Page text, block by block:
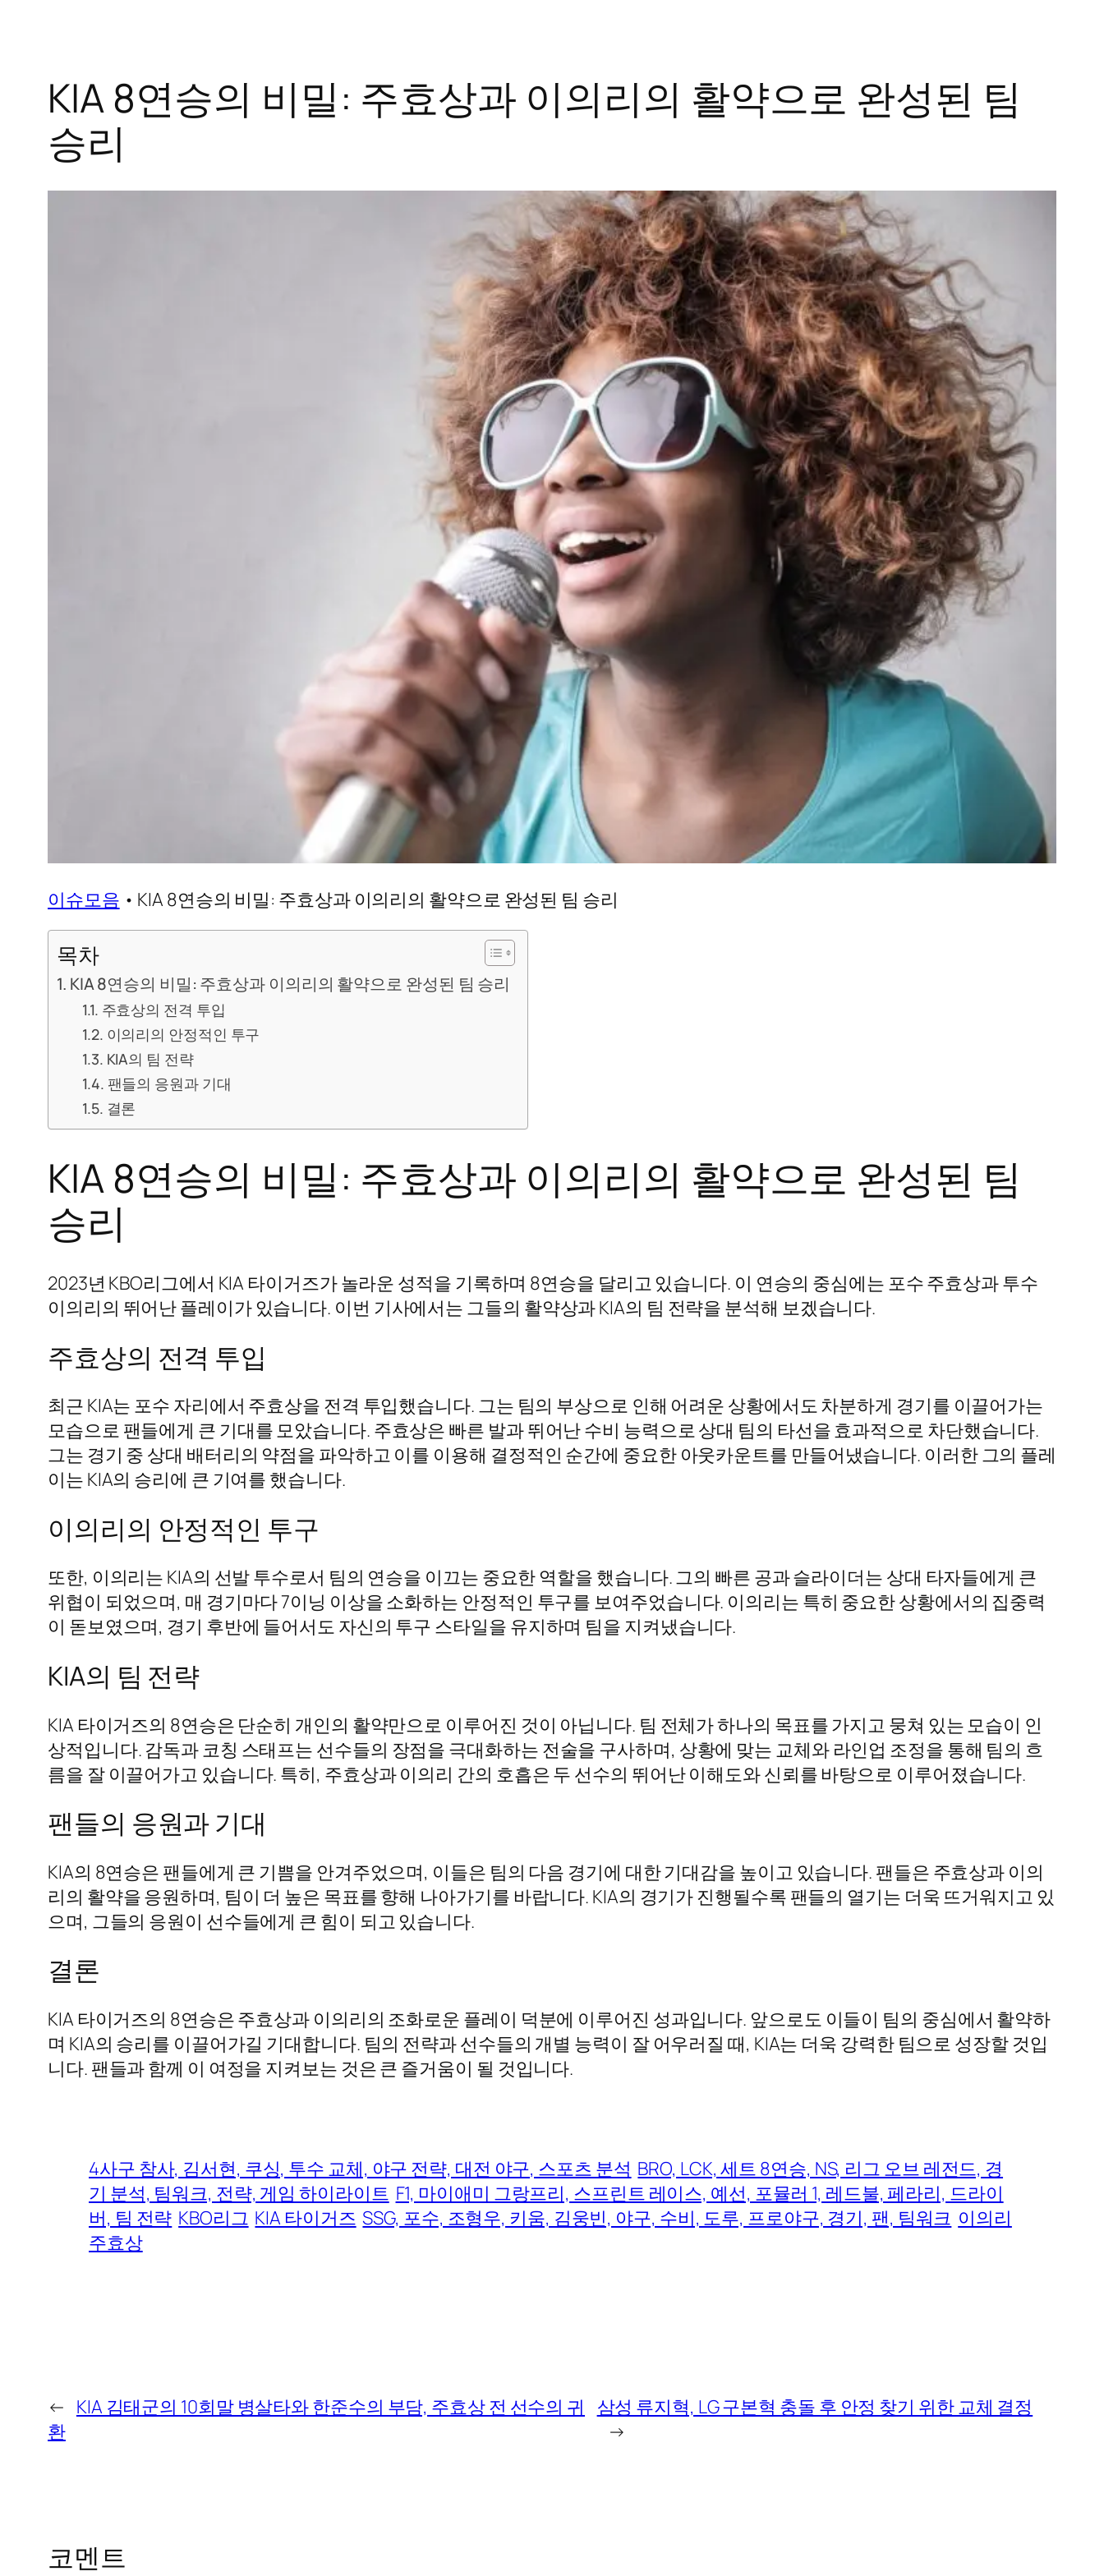
KIA 8연승의 비밀: 주효상과 이의리의 활약으로 완성된 팀
승리
이슈모음 • KIA 8연승의 비밀: 주효상과 이의리의 활약으로 완성된 팀 승리
목차
KIA 8연승의 비밀: 주효상과 이의리의 활약으로 완성된 팀 승리
주효상의 전격 투입
이의리의 안정적인 투구
KIA의 팀 전략
팬들의 응원과 기대
결론
KIA 8연승의 비밀: 주효상과 이의리의 활약으로 완성된 팀
승리
2023년 KBO리그에서 KIA 타이거즈가 놀라운 성적을 기록하며 8연승을 달리고 있습니다. 이 연승의 중심에는 포수 주효상과 투수
이의리의 뛰어난 플레이가 있습니다. 이번 기사에서는 그들의 활약상과 KIA의 팀 전략을 분석해 보겠습니다.
주효상의 전격 투입
최근 KIA는 포수 자리에서 주효상을 전격 투입했습니다. 그는 팀의 부상으로 인해 어려운 상황에서도 차분하게 경기를 이끌어가는
모습으로 팬들에게 큰 기대를 모았습니다. 주효상은 빠른 발과 뛰어난 수비 능력으로 상대 팀의 타선을 효과적으로 차단했습니다.
그는 경기 중 상대 배터리의 약점을 파악하고 이를 이용해 결정적인 순간에 중요한 아웃카운트를 만들어냈습니다. 이러한 그의 플레
이는 KIA의 승리에 큰 기여를 했습니다.
이의리의 안정적인 투구
또한, 이의리는 KIA의 선발 투수로서 팀의 연승을 이끄는 중요한 역할을 했습니다. 그의 빠른 공과 슬라이더는 상대 타자들에게 큰
위협이 되었으며, 매 경기마다 7이닝 이상을 소화하는 안정적인 투구를 보여주었습니다. 이의리는 특히 중요한 상황에서의 집중력
이 돋보였으며, 경기 후반에 들어서도 자신의 투구 스타일을 유지하며 팀을 지켜냈습니다.
KIA의 팀 전략
KIA 타이거즈의 8연승은 단순히 개인의 활약만으로 이루어진 것이 아닙니다. 팀 전체가 하나의 목표를 가지고 뭉쳐 있는 모습이 인
상적입니다. 감독과 코칭 스태프는 선수들의 장점을 극대화하는 전술을 구사하며, 상황에 맞는 교체와 라인업 조정을 통해 팀의 흐
름을 잘 이끌어가고 있습니다. 특히, 주효상과 이의리 간의 호흡은 두 선수의 뛰어난 이해도와 신뢰를 바탕으로 이루어졌습니다.
팬들의 응원과 기대
KIA의 8연승은 팬들에게 큰 기쁨을 안겨주었으며, 이들은 팀의 다음 경기에 대한 기대감을 높이고 있습니다. 팬들은 주효상과 이의
리의 활약을 응원하며, 팀이 더 높은 목표를 향해 나아가기를 바랍니다. KIA의 경기가 진행될수록 팬들의 열기는 더욱 뜨거워지고 있
으며, 그들의 응원이 선수들에게 큰 힘이 되고 있습니다.
결론
KIA 타이거즈의 8연승은 주효상과 이의리의 조화로운 플레이 덕분에 이루어진 성과입니다. 앞으로도 이들이 팀의 중심에서 활약하
며 KIA의 승리를 이끌어가길 기대합니다. 팀의 전략과 선수들의 개별 능력이 잘 어우러질 때, KIA는 더욱 강력한 팀으로 성장할 것입
니다. 팬들과 함께 이 여정을 지켜보는 것은 큰 즐거움이 될 것입니다.
4사구 참사, 김서현, 쿠싱, 투수 교체, 야구 전략, 대전 야구, 스포츠 분석 BRO, LCK, 세트 8연승, NS, 리그 오브 레전드, 경
기 분석, 팀워크, 전략, 게임 하이라이트 F1, 마이애미 그랑프리, 스프린트 레이스, 예선, 포뮬러 1, 레드불, 페라리, 드라이
버, 팀 전략 KBO리그 KIA 타이거즈 SSG, 포수, 조형우, 키움, 김웅빈, 야구, 수비, 도루, 프로야구, 경기, 팬, 팀워크 이의리
주효상
← KIA 김태군의 10회말 병살타와 한준수의 부담, 주효상 전 선수의 귀
환
삼성 류지혁, LG 구본혁 충돌 후 안정 찾기 위한 교체 결정
→
코멘트